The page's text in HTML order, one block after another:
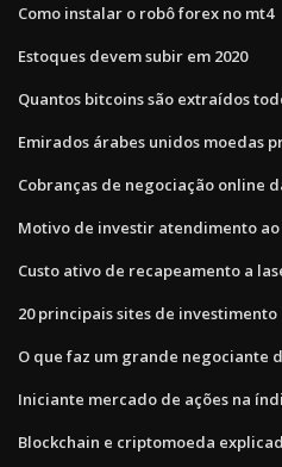
Como instalar o robô forex no mt4
Estoques devem subir em 2020
Quantos bitcoins são extraídos
Emirados árabes unidos moedas
Cobranças de negociação online
Motivo de investir atendimento
Custo ativo de recapeamento a
20 principais sites de investimento
O que faz um grande negociante
Iniciante mercado de ações na
Blockchain e criptomoeda